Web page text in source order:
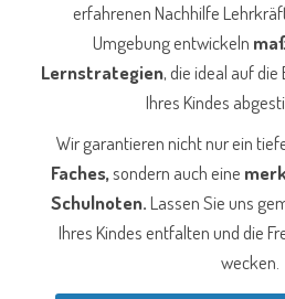
erfahrenen Nachhilfe
Umgebung entwickeln
Lernstrategien, die ideal auf
Ihres Kindes
Wir garantieren nicht nur ein
Faches,sondern auch eine
Schulnoten.Lassen Sie uns
Ihres Kindes entfalten und die
wecken.